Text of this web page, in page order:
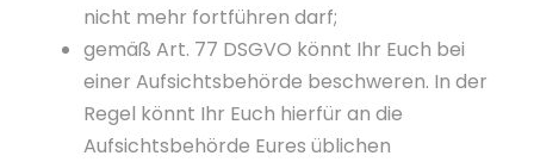
nicht mehr fortführen darf;
gemäß Art. 77 DSGVO könnt Ihr Euch bei
einer Aufsichtsbehörde beschweren. In der
Regel könnt Ihr Euch hierfür an die
Aufsichtsbehörde Eures üblichen